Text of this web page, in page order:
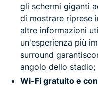
gli schermi giganti
di mostrare riprese
altre informazioni
un'esperienza più
surround
angolo dello stadio;
Wi-Fi gratuito e